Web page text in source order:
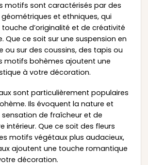
motifs sont caractérisés par des
et ethniques, qui
d’originalité et de créativité
Que ce soit sur une suspension en
ou sur des coussins, des tapis ou
motifs bohèmes ajoutent une
à votre décoration.
sont particulièrement populaires
Ils évoquent la nature et
de fraîcheur et de
intérieur. Que ce soit des fleurs
motifs végétaux plus audacieux,
ajoutent une touche romantique
décoration.